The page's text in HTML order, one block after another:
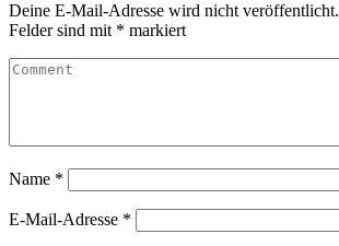
Deine E-Mail-Adresse wird nicht veröffentlicht.
Felder sind mit * markiert
Name *
E-Mail-Adresse *